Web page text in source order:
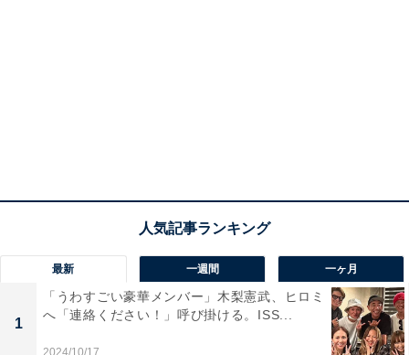
最新 一週間 一ヶ月
1
「うわすごい豪華メンバー」木梨憲武、ヒロミ
へ「連絡ください！」呼び掛ける。ISS...